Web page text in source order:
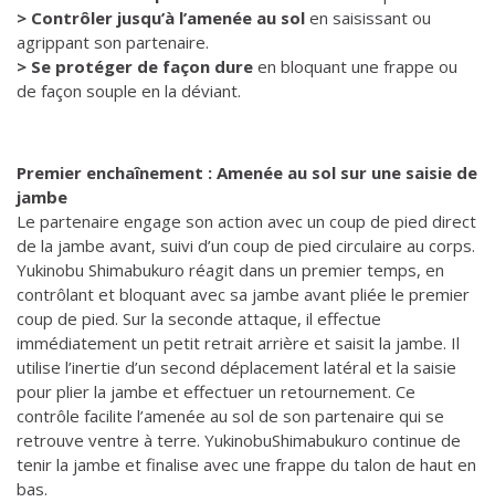
> Contrôler jusqu’à l’amenée au sol en saisissant ou
agrippant son partenaire.
> Se protéger de façon dure en bloquant une frappe ou
de façon souple en la déviant.
Premier enchaînement : Amenée au sol sur une saisie de
jambe
Le partenaire engage son action avec un coup de pied direct
de la jambe avant, suivi d’un coup de pied circulaire au corps.
Yukinobu Shimabukuro réagit dans un premier temps, en
contrôlant et bloquant avec sa jambe avant pliée le premier
coup de pied. Sur la seconde attaque, il effectue
immédiatement un petit retrait arrière et saisit la jambe. Il
utilise l’inertie d’un second déplacement latéral et la saisie
pour plier la jambe et effectuer un retournement. Ce
contrôle facilite l’amenée au sol de son partenaire qui se
retrouve ventre à terre. YukinobuShimabukuro continue de
tenir la jambe et finalise avec une frappe du talon de haut en
bas.